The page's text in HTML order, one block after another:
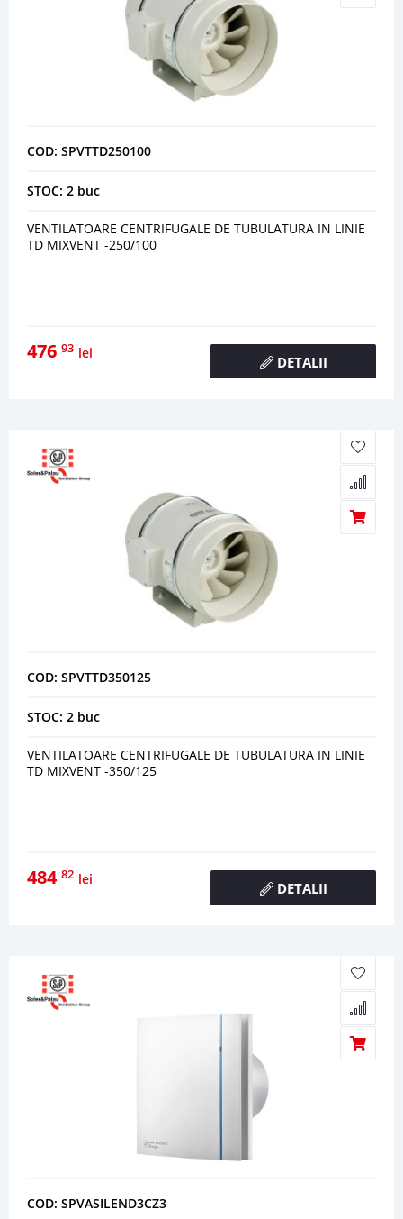
COD: SPVTTD250100
STOC: 2 buc
VENTILATOARE CENTRIFUGALE DE TUBULATURA IN LINIE
TD MIXVENT -250/100
476 93 lei
DETALII
COD: SPVTTD350125
STOC: 2 buc
VENTILATOARE CENTRIFUGALE DE TUBULATURA IN LINIE
TD MIXVENT -350/125
484 82 lei
DETALII
COD: SPVASILEND3CZ3